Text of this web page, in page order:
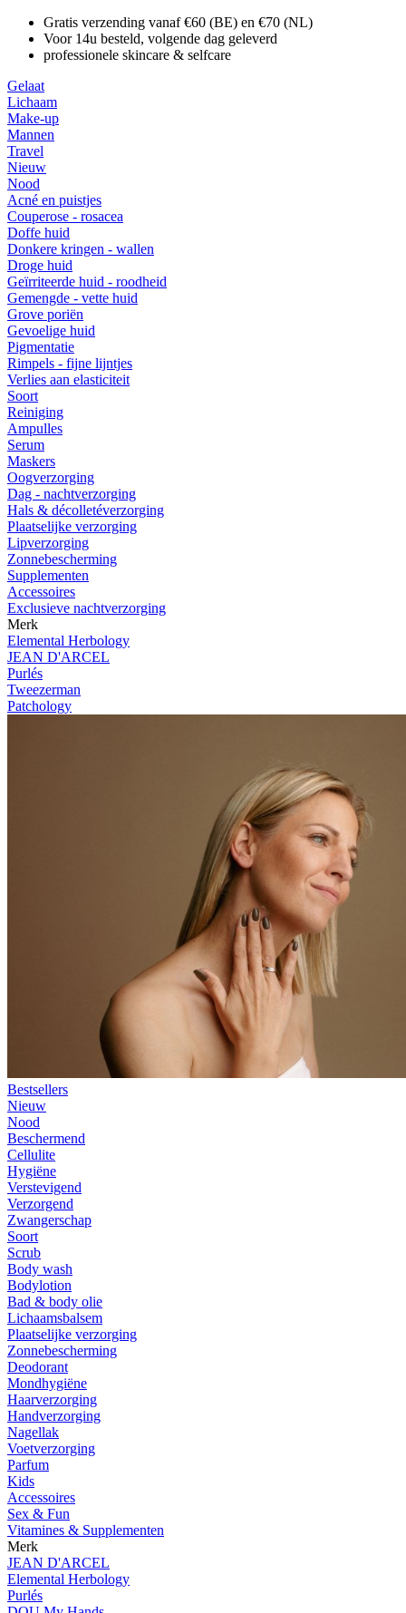
Gratis verzending vanaf €60 (BE) en €70 (NL)
Voor 14u besteld, volgende dag geleverd
professionele skincare & selfcare
Gelaat
Lichaam
Make-up
Mannen
Travel
Nieuw
Nood
Acné en puistjes
Couperose - rosacea
Doffe huid
Donkere kringen - wallen
Droge huid
Geïrriteerde huid - roodheid
Gemengde - vette huid
Grove poriën
Gevoelige huid
Pigmentatie
Rimpels - fijne lijntjes
Verlies aan elasticiteit
Soort
Reiniging
Ampulles
Serum
Maskers
Oogverzorging
Dag - nachtverzorging
Hals & décolletéverzorging
Plaatselijke verzorging
Lipverzorging
Zonnebescherming
Supplementen
Accessoires
Exclusieve nachtverzorging
Merk
Elemental Herbology
JEAN D'ARCEL
Purlés
Tweezerman
Patchology
Bestsellers
Nieuw
Nood
Beschermend
Cellulite
Hygiëne
Verstevigend
Verzorgend
Zwangerschap
Soort
Scrub
Body wash
Bodylotion
Bad & body olie
Lichaamsbalsem
Plaatselijke verzorging
Zonnebescherming
Deodorant
Mondhygiëne
Haarverzorging
Handverzorging
Nagellak
Voetverzorging
Parfum
Kids
Accessoires
Sex & Fun
Vitamines & Supplementen
Merk
JEAN D'ARCEL
Elemental Herbology
Purlés